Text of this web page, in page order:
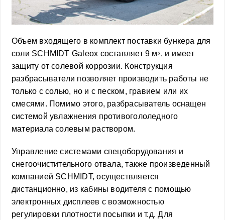
Объем входящего в комплект поставки бункера для
соли SCHMIDT Galeox составляет 9 м3, и имеет
защиту от солевой коррозии. Конструкция
разбрасыватели позволяет производить работы не
только с солью, но и с песком, гравием или их
смесями. Помимо этого, разбрасыватель оснащен
системой увлажнения противогололедного
материала солевым раствором.
Управление системами спецоборудования и
снегоочистительного отвала, также произведенный
компанией SCHMIDT, осуществляется
дистанционно, из кабины водителя с помощью
электронных дисплеев с возможностью
регулировки плотности посыпки и т.д. Для